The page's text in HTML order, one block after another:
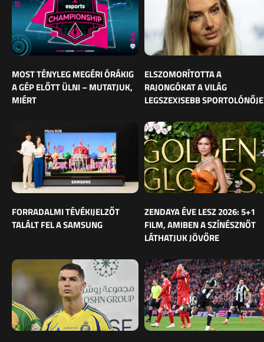
MOST TÉNYLEG MEGÉRI ÓRÁKIG
A GÉP ELŐTT ÜLNI – MUTATJUK,
MIÉRT
ELSZOMORÍTOTTA A
RAJONGÓKAT A VILÁG
LEGSZEXISEBB SPORTOLÓNŐJE
FORRADALMI TÉVÉKIJELZŐT
TALÁLT FEL A SAMSUNG
ZENDAYA ÉVE LESZ 2026: 5+1
FILM, AMIBEN A SZÍNÉSZNŐT
LÁTHATJUK JÖVŐRE